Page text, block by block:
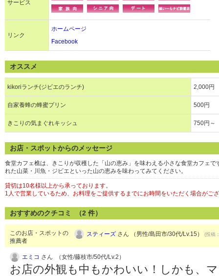
サービス
リンク
ホームページ
Facebook
オススメ
kikoriランチ(ジビエのランチ) 2,000円
自家養蜂の蜂蜜プリン 500円
きこりの気まぐれキッシュ 750円～
お店・スポットからのメッセージ
食堂カフェ樵は、きこりが収穫した「山の恵み」を味わえる小さな食堂カフェ
れた山菜・川魚・ジビエといった山の恵みを味わってみてください。
貸切は10名様以上から承っております。
1人で営業しているため、お料理をご提供するまでにお時間をいただく場合がご
おすすめのクチコミ （2 件）
このお店・スポットの
推薦者
スティーズ さん （男性/島田市/30代/Lv.15） (投稿
エミコ さん （女性/藤枝市/50代/Lv.2）
お店の外観も中もかわいい！しかも、